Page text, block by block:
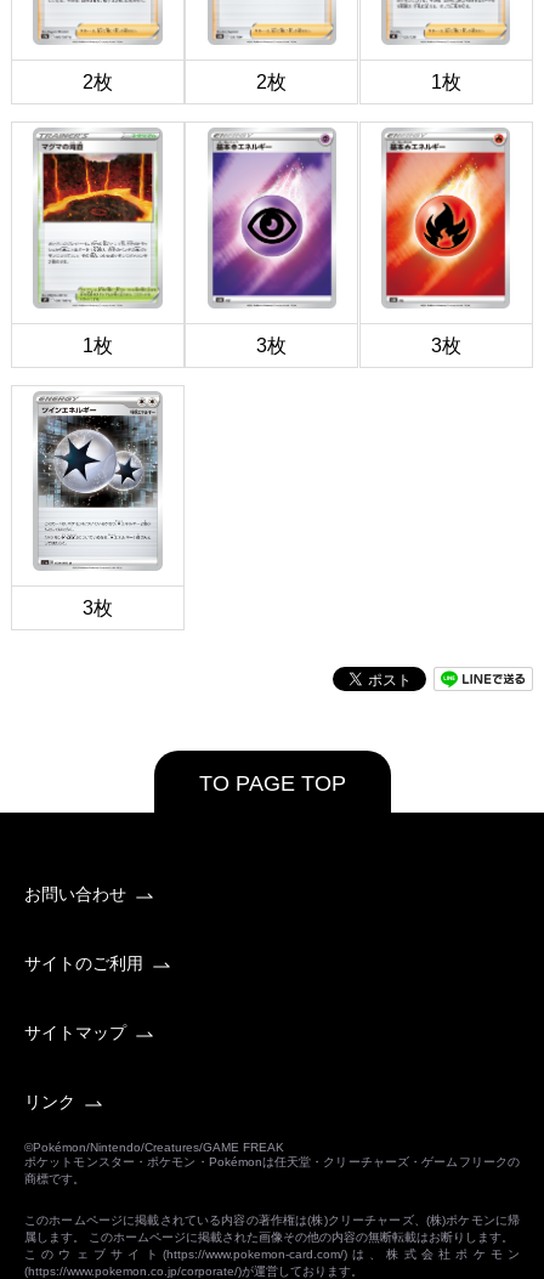
2枚 2枚 1枚
1枚 3枚 3枚
3枚
TO PAGE TOP
お問い合わせ
サイトのご利用
サイトマップ
リンク
©Pokémon/Nintendo/Creatures/GAME FREAK
ポケットモンスター・ポケモン・Pokémonは任天堂・クリーチャーズ・ゲームフリークの
商標です。
このホームページに掲載されている内容の著作権は(株)クリーチャーズ、(株)ポケモンに帰
属します。 このホームページに掲載された画像その他の内容の無断転載はお断りします。
このウェブサイト(https://www.pokemon-card.com/)は、株式会社ポケモン
(https://www.pokemon.co.jp/corporate/)が運営しております。